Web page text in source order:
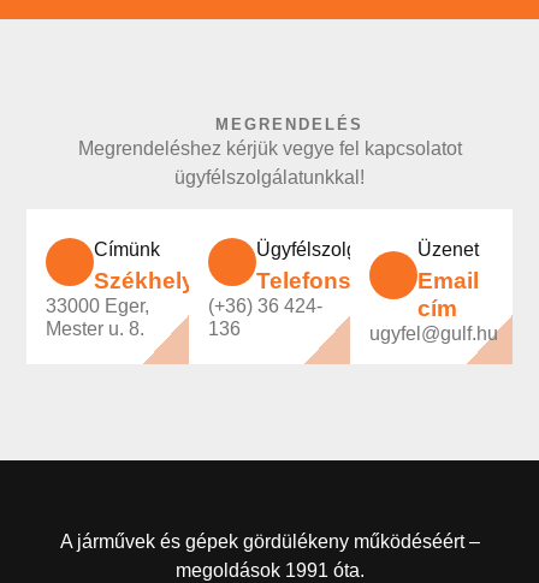
MEGRENDELÉS
Megrendeléshez kérjük vegye fel kapcsolatot
ügyfélszolgálatunkkal!
Címünk
Székhely
33000 Eger,
Mester u. 8.
Ügyfélszolgálatunk
Telefonszám
(+36) 36 424-
136
Üzenet
Email
cím
ugyfel@gulf.hu
A járművek és gépek gördülékeny működéséért –
megoldások 1991 óta.